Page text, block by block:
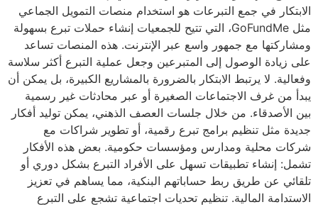
الابتكار في جمع التبرعات هو استخدام منصات التمويل الجماعي
مثل GoFundMe، التي تتيح للجمعيات إنشاء حملات تبرع بسهولة
ومشاركتها مع جمهور واسع عبر الإنترنت. هذه المنصات تساعد
على زيادة الوصول إلى المتبرعين وجعل عملية التبرع أكثر سلاسة
وفعالية. لا يرتبط الابتكار بالضرورة بالمشاريع الكبيرة، بل يمكن أن
يبدأ من غرف الاجتماعات الصغيرة أو عبر محادثات غير رسمية
بين الأصدقاء. من خلال جلسات العصف الذهني، يمكن توليد أفكار
جديدة مثل تنظيم برامج تبرع رقمية، أو تطوير شراكات مع
شركات محلية ومدارس ومؤسسات حكومية. بعض هذه الأفكار
تشمل: إنشاء تطبيقات تسهل على الأفراد التبرع بشكل دوري أو
تلقائي عن طريق ربط حساباتهم البنكية، مما يساهم في تعزيز
الاستدامة المالية. تنظيم تحديات اجتماعية تشجع على التبرع